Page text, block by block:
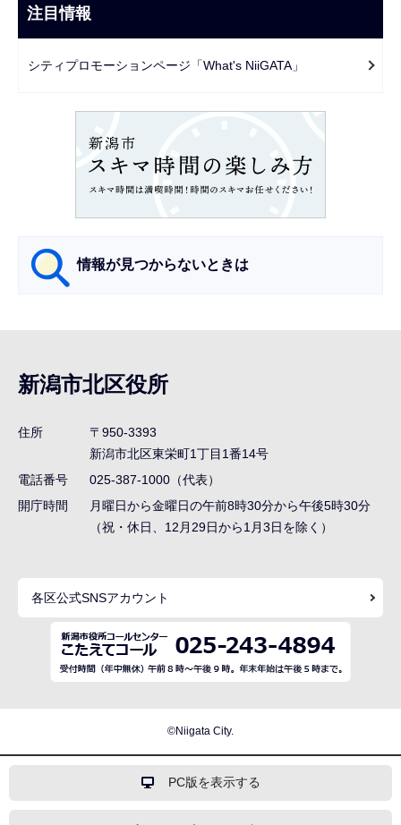
ま
で
ビ
ー
注目情報
シティプロモーションページ「What's NiiGATA」
情報が見つからないときは
ナ
ビ
ゲ
シ
ョ
ま
新潟市北区役所
住所
〒950-3393
新潟市北区東栄町1丁目1番14号
電話番号
025-387-1000（代表）
開庁時間
月曜日から金曜日の午前8時30分から午後5時30分
（祝・休日、12月29日から1月3日を除く）
各区公式SNSアカウント
©Niigata City.
PC版を表示する